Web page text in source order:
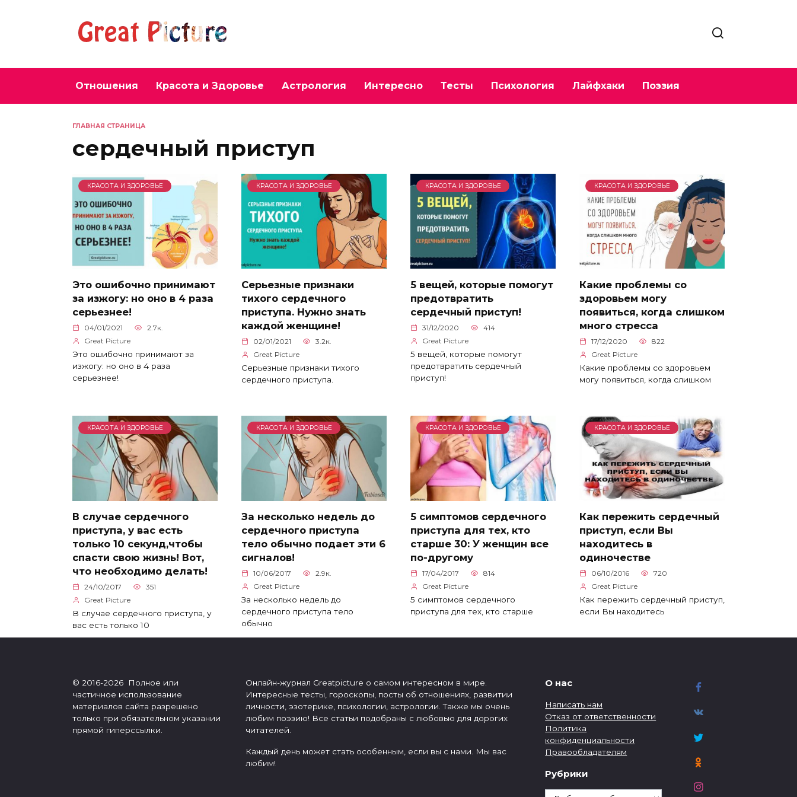
Отношения Красота и Здоровье Астрология Интересно Тесты Психология Лайфхаки Поэзия
ГЛАВНАЯ СТРАНИЦА
сердечный приступ
КРАСОТА И ЗДОРОВЬЕ
Это ошибочно принимают
за изжогу: но оно в 4 раза
серьезнее!
04/01/2021
2.7к.
Great Picture
Это ошибочно принимают за
изжогу: но оно в 4 раза
серьезнее!
КРАСОТА И ЗДОРОВЬЕ
Серьезные признаки
тихого сердечного
приступа. Нужно знать
каждой женщине!
02/01/2021
3.2к.
Great Picture
Серьезные признаки тихого
сердечного приступа.
КРАСОТА И ЗДОРОВЬЕ
5 вещей, которые помогут
предотвратить
сердечный приступ!
31/12/2020
414
Great Picture
5 вещей, которые помогут
предотвратить сердечный
приступ!
КРАСОТА И ЗДОРОВЬЕ
Какие проблемы со
здоровьем могу
появиться, когда слишком
много стресса
17/12/2020
822
Great Picture
Какие проблемы со здоровьем
могу появиться, когда слишком
КРАСОТА И ЗДОРОВЬЕ
В случае сердечного
приступа, у вас есть
только 10 секунд,чтобы
спасти свою жизнь! Вот,
что необходимо делать!
24/10/2017
351
Great Picture
В случае сердечного приступа, у
вас есть только 10
КРАСОТА И ЗДОРОВЬЕ
За несколько недель до
сердечного приступа
тело обычно подает эти 6
сигналов!
10/06/2017
2.9к.
Great Picture
За несколько недель до
сердечного приступа тело
обычно
КРАСОТА И ЗДОРОВЬЕ
5 симптомов сердечного
приступа для тех, кто
старше 30: У женщин все
по-другому
17/04/2017
814
Great Picture
5 симптомов сердечного
приступа для тех, кто старше
КРАСОТА И ЗДОРОВЬЕ
Как пережить сердечный
приступ, если Вы
находитесь в
одиночестве
06/10/2016
720
Great Picture
Как пережить сердечный приступ,
если Вы находитесь
© 2016-2026 Полное или
частичное использование
материалов сайта разрешено
только при обязательном указании
прямой гиперссылки.
Онлайн-журнал Greatpicture о самом интересном в мире.
Интересные тесты, гороскопы, посты об отношениях, развитии
личности, эзотерике, психологии, астрологии. Также мы очень
любим поэзию! Все статьи подобраны с любовью для дорогих
читателей.
Каждый день может стать особенным, если вы с нами. Мы вас
любим!
О нас
Написать нам
Отказ от ответственности
Политика
конфиденциальности
Правообладателям
Рубрики
Рубрики